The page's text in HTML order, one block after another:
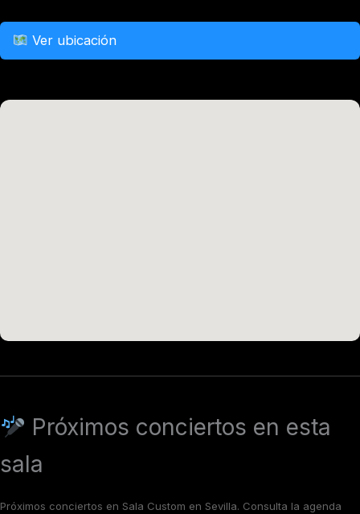
Ver ubicación
Próximos conciertos en esta
sala
Próximos conciertos en Sala Custom en Sevilla. Consulta la agenda